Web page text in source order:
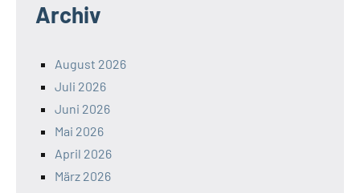
Archiv
August 2026
Juli 2026
Juni 2026
Mai 2026
April 2026
März 2026